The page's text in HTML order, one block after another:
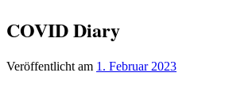
COVID Diary
Veröffentlicht am 1. Februar 2023